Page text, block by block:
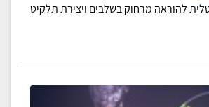
להוראה מרחוק בשלבים ויצירת תלקיט